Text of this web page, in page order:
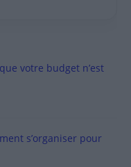
votre budget n’est
s’organiser pour